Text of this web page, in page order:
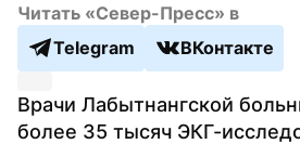
Читать «Север-Пресс» в
Telegram
ВКонтакте
Врачи Лабытнангской
более 35 тысяч ЭКГ-